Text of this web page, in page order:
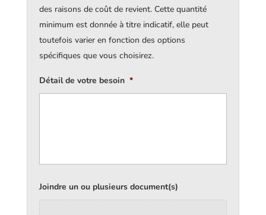
des raisons de coût de revient. Cette quantité
minimum est donnée à titre indicatif, elle peut
toutefois varier en fonction des options
spécifiques que vous choisirez.
Détail de votre besoin *
Joindre un ou plusieurs document(s)